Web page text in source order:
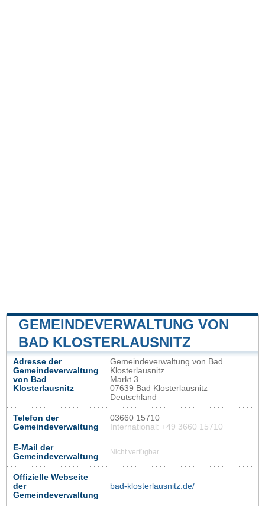
GEMEINDEVERWALTUNG VON
BAD KLOSTERLAUSNITZ
Adresse der
Gemeindeverwaltung
von Bad
Klosterlausnitz
Gemeindeverwaltung von Bad
Klosterlausnitz
Markt 3
07639 Bad Klosterlausnitz
Deutschland
Telefon der
Gemeindeverwaltung
03660 15710
International: +49 3660 15710
E-Mail der
Gemeindeverwaltung
Nicht verfügbar
Offizielle Webseite
der
Gemeindeverwaltung
bad-klosterlausnitz.de/